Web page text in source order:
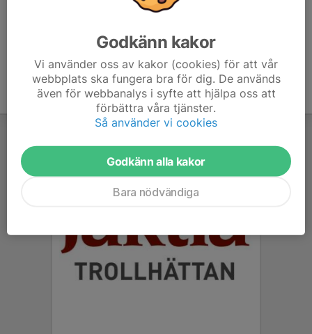
Godkänn kakor
Vi använder oss av kakor (cookies) för att vår
webbplats ska fungera bra för dig. De används
även för webbanalys i syfte att hjälpa oss att
förbättra våra tjänster.
Så använder vi cookies
Godkänn alla kakor
Bara nödvändiga